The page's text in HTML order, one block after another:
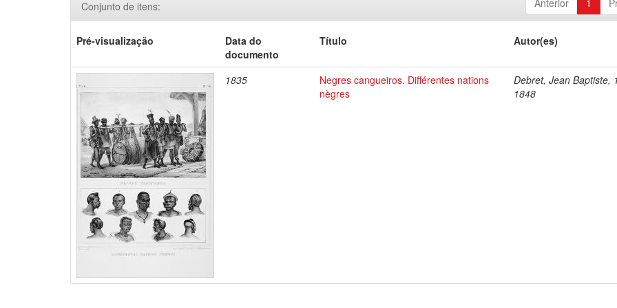
Anterior 1
Conjunto de itens:
Pré-visualização
Data do
documento
Título Autor(es)
1835
Negres cangueiros. Différentes nations
nègres
Debret, Jean Baptiste,
1848